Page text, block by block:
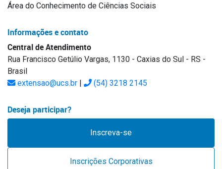
Área do Conhecimento de Ciências Sociais
Informações e contato
Central de Atendimento
Rua Francisco Getúlio Vargas, 1130 - Caxias do Sul - RS -
Brasil
extensao@ucs.br | (54) 3218 2145
Deseja participar?
Inscreva-se
Inscrições Corporativas